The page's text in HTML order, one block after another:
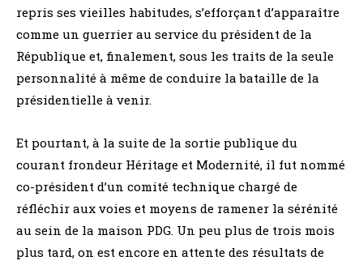
repris ses vieilles habitudes, s’efforçant d’apparaître
comme un guerrier au service du président de la
République et, finalement, sous les traits de la seule
personnalité à même de conduire la bataille de la
présidentielle à venir.
Et pourtant, à la suite de la sortie publique du
courant frondeur Héritage et Modernité, il fut nommé
co-président d’un comité technique chargé de
réfléchir aux voies et moyens de ramener la sérénité
au sein de la maison PDG. Un peu plus de trois mois
plus tard, on est encore en attente des résultats de